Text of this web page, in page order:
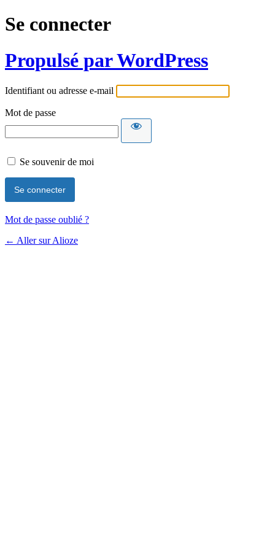
Se connecter
Propulsé par WordPress
Identifiant ou adresse e-mail
Mot de passe
Se souvenir de moi
Mot de passe oublié ?
← Aller sur Alioze